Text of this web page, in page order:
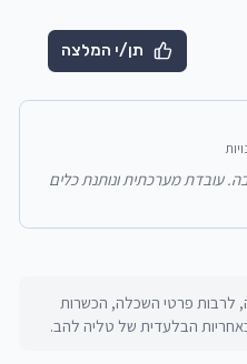
תן/י המלצה
עובדת מערכתית ונותנת כלים
לרבות פרטי השכלה, הכשרות
באחריות הבלעדית של טליה להב.